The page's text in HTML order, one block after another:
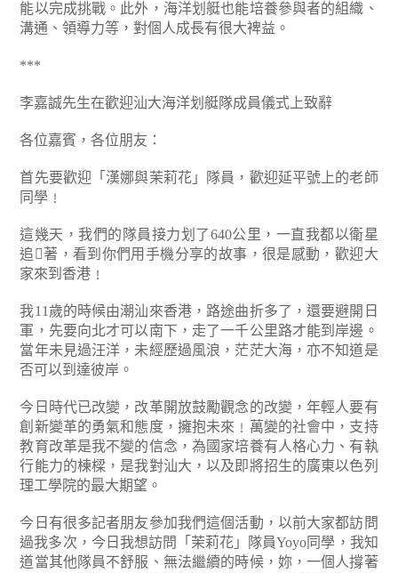
能以完成挑戰。此外，海洋划艇也能培養參與者的組織、
溝通、領導力等，對個人成長有很大裨益。
***
李嘉誠先生在歡迎汕大海洋划艇隊成員儀式上致辭
各位嘉賓，各位朋友：
首先要歡迎「漢娜與茉莉花」隊員，歡迎延平號上的老師
同學﹗
這幾天，我們的隊員接力划了640公里，一直我都以衛星
追著，看到你們用手機分享的故事，很是感動，歡迎大
家來到香港﹗
我11歲的時候由潮汕來香港，路途曲折多了，還要避開日
軍，先要向北才可以南下，走了一千公里路才能到岸邊。
當年未見過汪洋，未經歷過風浪，茫茫大海，亦不知道是
否可以到達彼岸。
今日時代已改變，改革開放鼓勵觀念的改變，年輕人要有
創新變革的勇氣和態度，擁抱未來﹗萬變的社會中，支持
教育改革是我不變的信念，為國家培養有人格心力、有執
行能力的棟樑，是我對汕大，以及即將招生的廣東以色列
理工學院的最大期望。
今日有很多記者朋友參加我們這個活動，以前大家都訪問
過我多次，今日我想訪問「茉莉花」隊員Yoyo同學，我知
道當其他隊員不舒服、無法繼續的時候，妳，一個人撐著